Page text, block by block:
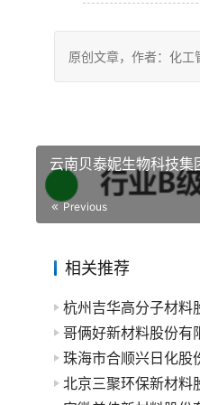
原创文章，作者：化
云南贝泰妮生物科技
Previous
相关推荐
杭州吉华高分子材料
哥俩好新材料股份有
珠海市合顺兴日化股
北京三聚环保新材料